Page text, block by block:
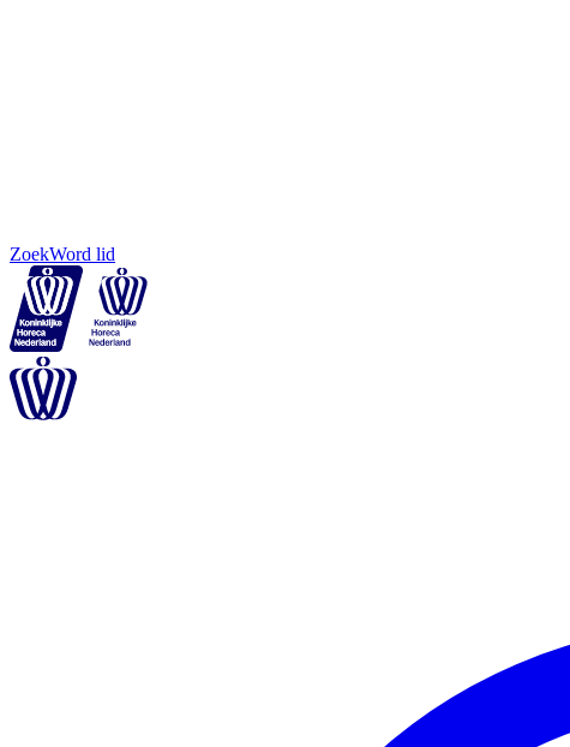
ZoekWord lid